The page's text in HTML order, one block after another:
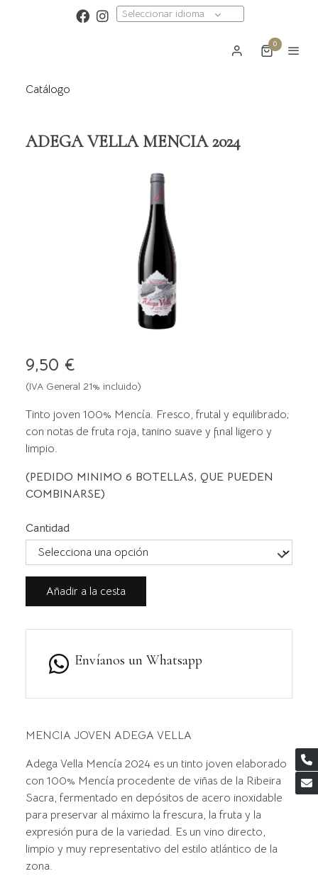
Seleccionar idioma
0
Catálogo
ADEGA VELLA MENCIA 2024
9,50 €
(IVA General 21% incluido)
Tinto joven 100% Mencía. Fresco, frutal y equilibrado;
con notas de fruta roja, tanino suave y final ligero y
limpio.
(PEDIDO MINIMO 6 BOTELLAS, QUE PUEDEN
COMBINARSE)
Cantidad
Añadir a la cesta
Envíanos un Whatsapp
MENCIA JOVEN ADEGA VELLA
Adega Vella Mencía 2024 es un tinto joven elaborado
con 100% Mencía procedente de viñas de la Ribeira
Sacra, fermentado en depósitos de acero inoxidable
para preservar al máximo la frescura, la fruta y la
expresión pura de la variedad. Es un vino directo,
limpio y muy representativo del estilo atlántico de la
zona.